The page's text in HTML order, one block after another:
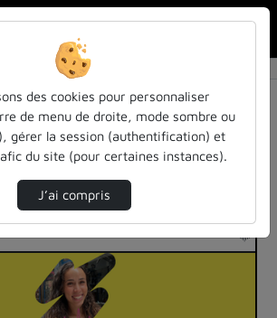
la recherche
pour en retirer) :
podcast
des cookies pour personnaliser
de menu de droite, mode sombre ou
gérer la session (authentification) et
du site (pour certaines instances).
J’ai compris